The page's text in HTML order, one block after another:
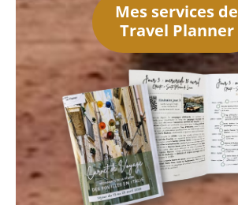
Mes services de
Travel Planner